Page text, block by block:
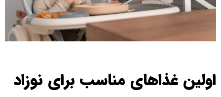
اولین غذاهای مناسب برای نوزاد